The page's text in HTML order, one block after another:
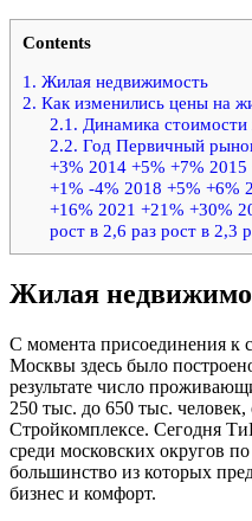
Contents
1. Жилая недвижимость
2. Как изменились цены на
2.1. Динамика
2.2. Год Первичный
+3% 2014 +5% +7%
+1% -4% 2018 +5% +6%
+16% 2021 +21% +30%
рост в 2,6 раз рост в 2,3
Жилая
С момента присоединения к
Москвы здесь было
результате число
250 тыс. до 650 тыс.
Стройкомплексе. Сегодня
среди московских округов
большинство из которых
бизнес и комфорт.